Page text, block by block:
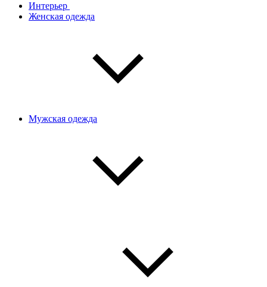
Интерьер
Женская одежда
Мужская одежда